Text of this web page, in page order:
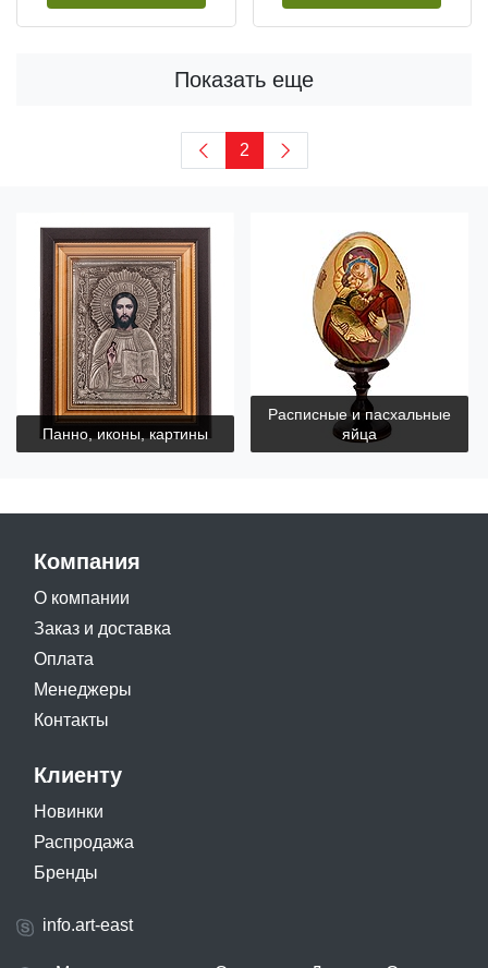
Показать еще
2
Панно, иконы, картины
Расписные и пасхальные
яйца
Компания
О компании
Заказ и доставка
Оплата
Менеджеры
Контакты
Клиенту
Новинки
Распродажа
Бренды
info.art-east